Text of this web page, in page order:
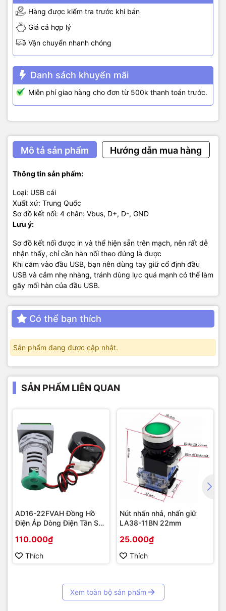
Hàng được kiểm tra trước khi bán
Giá cả hợp lý
Vận chuyển nhanh chóng
Danh sách khuyến mãi
Miễn phí giao hàng cho đơn từ 500k thanh toán trước.
Mô tả sản phẩm Hướng dẫn mua hàng
Thông tin sản phẩm:
Loại: USB cái
Xuất xứ: Trung Quốc
Sơ đồ kết nối: 4 chân: Vbus, D+, D-, GND
Lưu ý:
Sơ đồ kết nối được in và thể hiện sẵn trên mạch, nên rất dễ
nhận thấy, chỉ cần hàn nối theo đúng là được
Khi cắm vào đầu USB, bạn nên dùng tay giữ cố định đầu
USB và cắm nhẹ nhàng, tránh dùng lực quá mạnh có thể làm
gãy mối hàn của đầu USB.
Có thể bạn thích
Sản phẩm đang được cập nhật.
SẢN PHẨM LIÊN QUAN
AD16-22FVAH Đồng Hồ
Điện Áp Dòng Điện Tần Số
110.000₫
Thích
Nút nhấn nhả, nhấn giữ
LA38-11BN 22mm
25.000₫
Thích
Xem toàn bộ sản phẩm